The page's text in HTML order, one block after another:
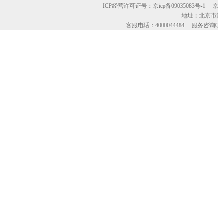
ICP经营许可证号：京icp备09035083号-1
地址：北京市
客服电话：4000044484 服务咨询